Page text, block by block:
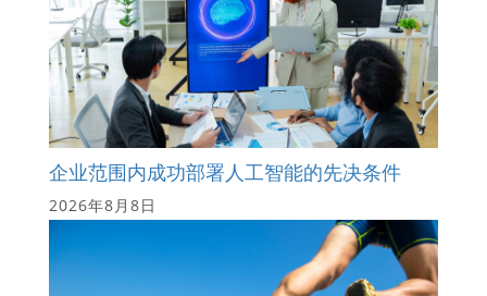
企业范围内成功部署人工智能的先决条件
2026年8月8日